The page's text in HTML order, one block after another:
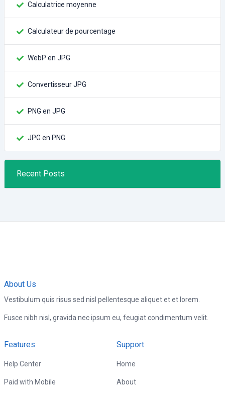
Calculatrice moyenne
Calculateur de pourcentage
WebP en JPG
Convertisseur JPG
PNG en JPG
JPG en PNG
Recent Posts
About Us
Vestibulum quis risus sed nisl pellentesque aliquet et et lorem.
Fusce nibh nisl, gravida nec ipsum eu, feugiat condimentum velit.
Features
Help Center
Paid with Mobile
Support
Home
About